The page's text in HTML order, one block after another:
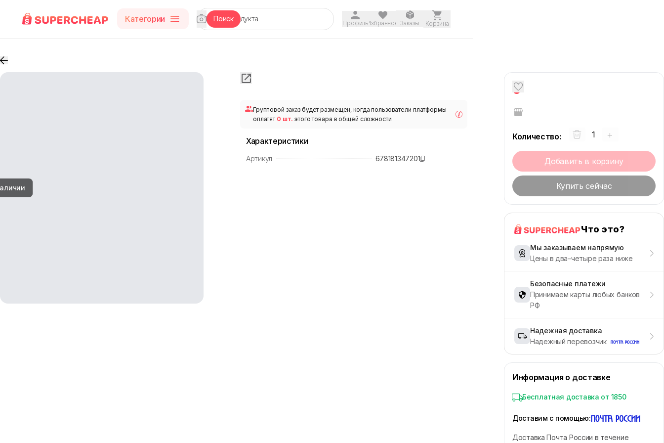
Категории Поиск ПрофильИзбранное Заказы Корзина
Групповой заказ будет размещен, когда пользователи платформы
оплатят 0 шт. этого товара в общей сложности
Характеристики
Артикул 678181347201
0
Количество: +
Добавить в корзину
Купить сейчас
Что это?
Мы заказываем напрямую
Цены в два–четыре раза ниже
Безопасные платежи
Принимаем карты любых банков
РФ
Надежная доставка
Надежный перевозчик
Информация о доставке
Бесплатная доставка от 1850
Доставим с помощью:
Доставка Почта России в течение